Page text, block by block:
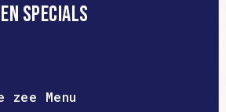
specials
zee Menu